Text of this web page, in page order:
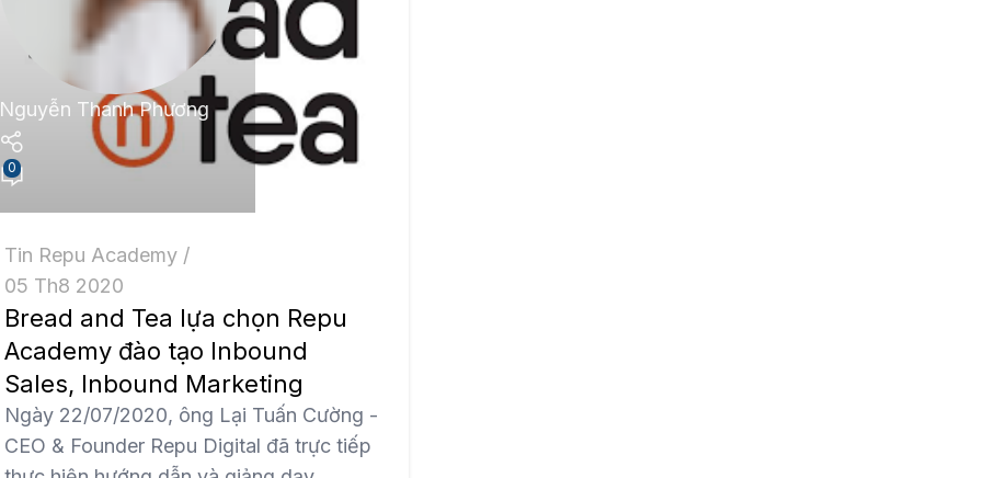
Nguyễn Thanh Phương
0
Tin Repu Academy
05 Th8 2020
Bread and Tea lựa chọn Repu
Academy đào tạo Inbound
Sales, Inbound Marketing
Ngày 22/07/2020, ông Lại Tuấn Cường -
CEO & Founder Repu Digital đã trực tiếp